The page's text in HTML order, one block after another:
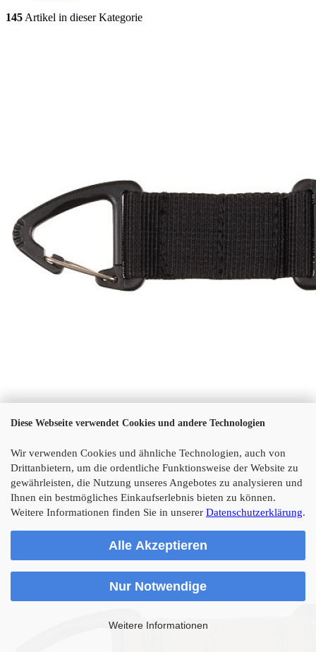
Diese Webseite verwendet Cookies und andere Technologien
Wir verwenden Cookies und ähnliche Technologien, auch von
Drittanbietern, um die ordentliche Funktionsweise der Website zu
gewährleisten, die Nutzung unseres Angebotes zu analysieren und
Ihnen ein bestmögliches Einkaufserlebnis bieten zu können.
Weitere Informationen finden Sie in unserer Datenschutzerklärung.
Alle Akzeptieren
Nur Notwendige
Weitere Informationen
145 Artikel in dieser Kategorie